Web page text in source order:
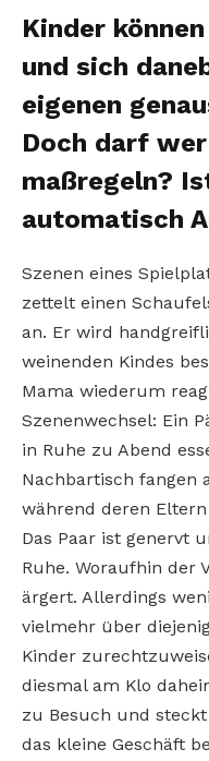
Kinder
und sich
eigenen
Doch darf
maßregeln?
automatisch
Szenen eines
zettelt einen
an. Er wird
weinenden Kindes
Mama wiederum
Szenenwechsel: Ein
in Ruhe zu Abend
Nachbartisch fangen
während deren
Das Paar ist genervt
Ruhe. Woraufhin der
ärgert. Allerdings
vielmehr über
Kinder
diesmal am Klo
zu Besuch und
das kleine Geschäft